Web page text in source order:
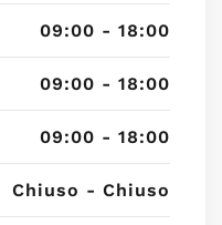
09:00 - 18:00
09:00 - 18:00
09:00 - 18:00
Chiuso - Chiuso